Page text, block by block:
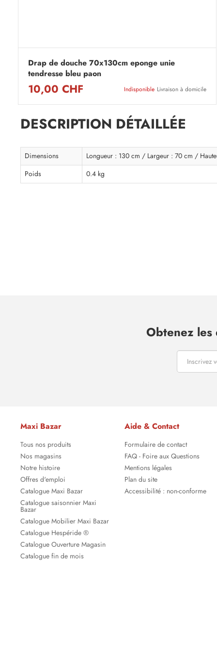
Drap de douche 70x130cm eponge unie
tendresse bleu paon
10,00 CHF Indisponible Livraison à domicile
DESCRIPTION DÉTAILLÉE
Dimensions
Longueur : 130 cm / Largeur : 70 cm /
Poids
0.4 kg
Obtenez les
Maxi Bazar
Tous nos produits
Nos magasins
Notre histoire
Offres d'emploi
Catalogue Maxi Bazar
Catalogue saisonnier Maxi
Bazar
Catalogue Mobilier Maxi Bazar
Catalogue Hespéride ®
Catalogue Ouverture Magasin
Catalogue fin de mois
Aide & Contact
Formulaire de contact
FAQ - Foire aux Questions
Mentions légales
Plan du site
Accessibilité : non-conforme